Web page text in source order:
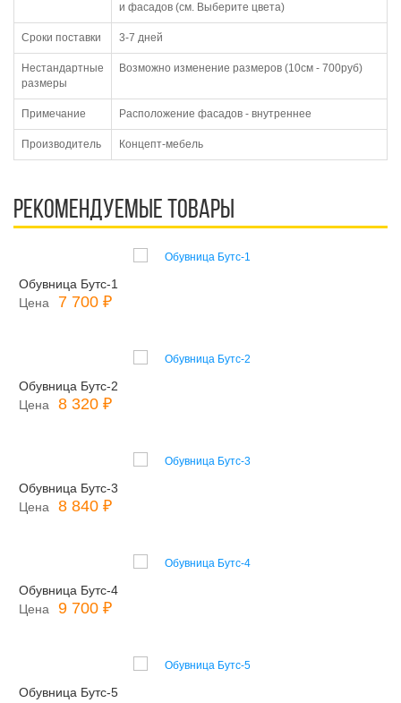
и фасадов (см. Выберите цвета)
Сроки поставки 3-7 дней
Нестандартные
размеры
Возможно изменение размеров (10см - 700руб)
Примечание Расположение фасадов - внутреннее
Производитель Концепт-мебель
Рекомендуемые товары
Обувница Бутс-1
Цена
7 700 ₽
Обувница Бутс-2
Цена
8 320 ₽
Обувница Бутс-3
Цена
8 840 ₽
Обувница Бутс-4
Цена
9 700 ₽
Обувница Бутс-5